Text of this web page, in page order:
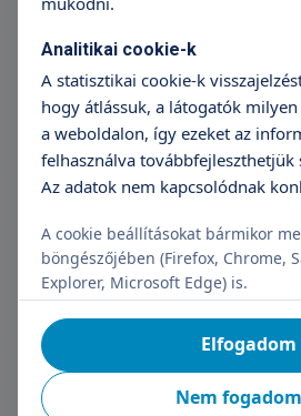
FESS műtét (helyi
499 000 Ft
+36 70 659 88 88
FESS műtét (altatásban)
599 000 Ft
+36 70 659 88 88
Endoszkópos
Analitikai cookie-k
A statisztikai cookie-k
hogy átlássuk, a látogatók
a weboldalon, így ezeket az
felhasználva továbbfejleszthetjük
Az adatok nem kapcsolódnak
A cookie beállításokat bármikor
böngészőjében (Firefox, Chrome,
Explorer, Microsoft Edge) is.
Nem
Elfogadom